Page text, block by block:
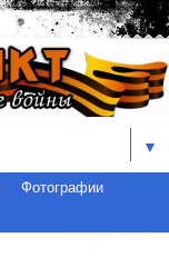
▼
Фотографии